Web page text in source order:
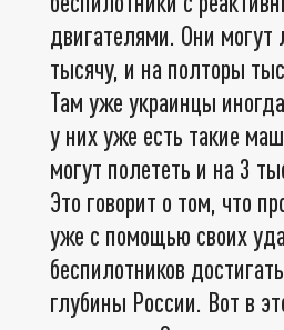
двигателями. Они могут
тысячу, и на полторы
Там уже украинцы
у них уже есть такие
могут полететь и на 3
Это говорит о том, что
уже с помощью своих
беспилотников
глубины России. Вот в